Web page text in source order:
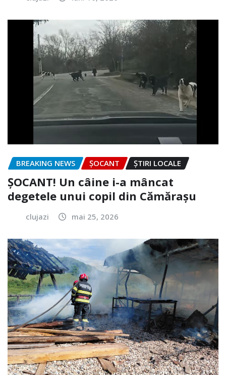
BREAKING NEWS ȘOCANT ȘTIRI LOCALE
ȘOCANT! Un câine i-a mâncat
degetele unui copil din Cămărașu
clujazi mai 25, 2026